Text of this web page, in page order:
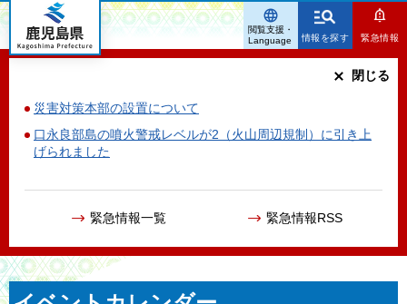
鹿児島県
情報を探す 緊急情報
災害対策本部の設置について
口永良部島の噴火警戒レベルが2（火山周辺規制）に引き上
げられました
緊急情報一覧 緊急情報RSS
閉じる
閲覧支援・
Language